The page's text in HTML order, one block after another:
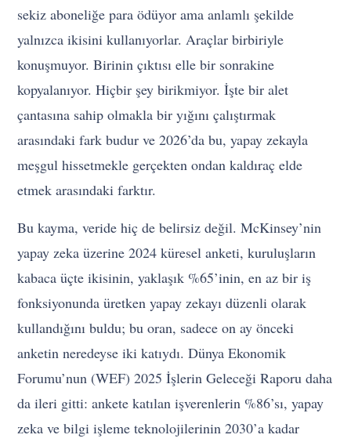
sekiz aboneliğe para ödüyor ama anlamlı şekilde
yalnızca ikisini kullanıyorlar. Araçlar birbiriyle
konuşmuyor. Birinin çıktısı elle bir sonrakine
kopyalanıyor. Hiçbir şey birikmiyor. İşte bir alet
çantasına sahip olmakla bir yığını çalıştırmak
arasındaki fark budur ve 2026’da bu, yapay zekayla
meşgul hissetmekle gerçekten ondan kaldıraç elde
etmek arasındaki farktır.
Bu kayma, veride hiç de belirsiz değil. McKinsey’nin
yapay zeka üzerine 2024 küresel anketi, kuruluşların
kabaca üçte ikisinin, yaklaşık %65’inin, en az bir iş
fonksiyonunda üretken yapay zekayı düzenli olarak
kullandığını buldu; bu oran, sadece on ay önceki
anketin neredeyse iki katıydı. Dünya Ekonomik
Forumu’nun (WEF) 2025 İşlerin Geleceği Raporu daha
da ileri gitti: ankete katılan işverenlerin %86’sı, yapay
zeka ve bilgi işleme teknolojilerinin 2030’a kadar